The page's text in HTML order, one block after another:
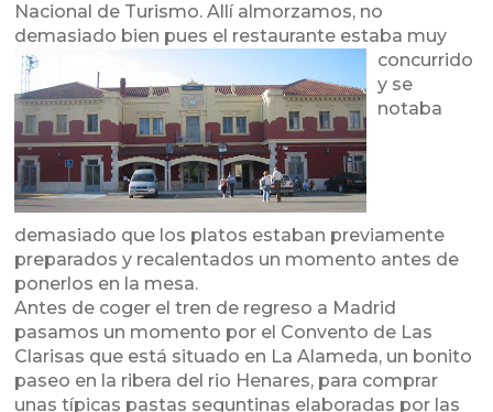
Nacional de Turismo. Allí almorzamos, no
demasiado bien pues el restaurante estaba muy
concurrido
y se
notaba
demasiado que los platos estaban previamente
preparados y recalentados un momento antes de
ponerlos en la mesa.
Antes de coger el tren de regreso a Madrid
pasamos un momento por el Convento de Las
Clarisas que está situado en La Alameda, un bonito
paseo en la ribera del rio Henares, para comprar
unas típicas pastas seguntinas elaboradas por las